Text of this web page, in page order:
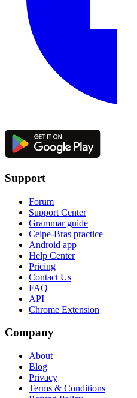
Support
Forum
Support Center
Grammar guide
Celpe-Bras practice
Android app
Help Center
Pricing
Contact Us
FAQ
API
Chrome Extension
Company
About
Blog
Privacy
Terms & Conditions